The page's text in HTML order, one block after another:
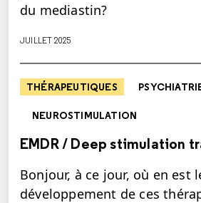
du mediastin?
JUILLET 2025
THÉRAPEUTIQUES
NEUROSTIMULATION
EMDR / Deep stimulation
Bonjour, à ce jour, où en est
développement de ces